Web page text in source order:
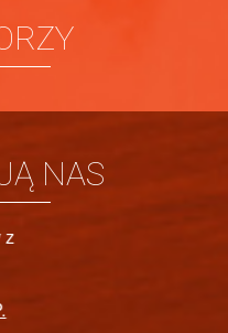
NAS
OSÓB